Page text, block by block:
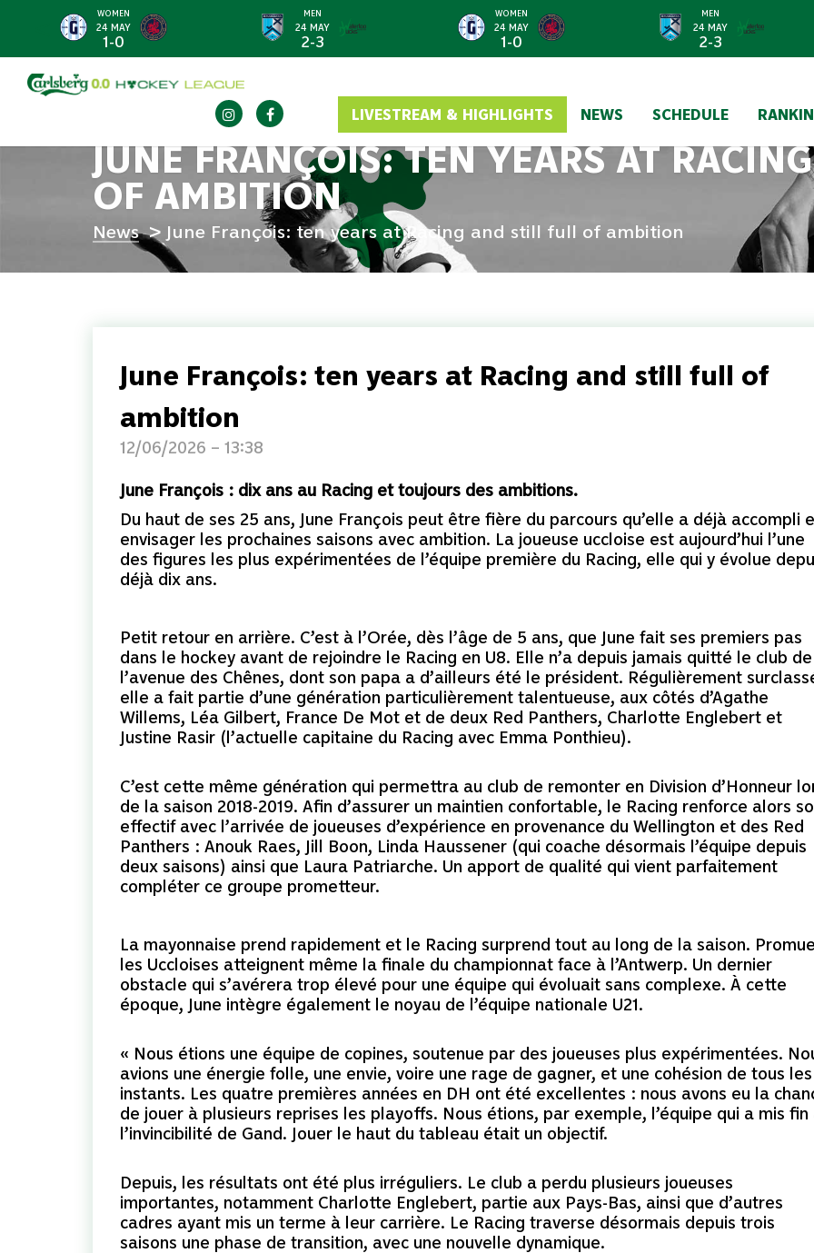
WOMEN
24 MAY
1-0
MEN
24 MAY
2-3
WOMEN
24 MAY
1-0
MEN
24 MAY
2-3
LIVESTREAM & HIGHLIGHTS NEWS SCHEDULE
JUNE FRANÇOIS: TEN YEARS AT
OF AMBITION
News June François: ten years at Racing and still full of ambition
June François: ten years at Racing and still full of
ambition
12/06/2026 – 13:38
June François : dix ans au Racing et toujours des ambitions.
Du haut de ses 25 ans, June François peut être fière du parcours qu’elle a déjà accompli
envisager les prochaines saisons avec ambition. La joueuse uccloise est aujourd’hui l’une
des figures les plus expérimentées de l’équipe première du Racing, elle qui y évolue
déjà dix ans.
Petit retour en arrière. C’est à l’Orée, dès l’âge de 5 ans, que June fait ses premiers pas
dans le hockey avant de rejoindre le Racing en U8. Elle n’a depuis jamais quitté le club de
l’avenue des Chênes, dont son papa a d’ailleurs été le président. Régulièrement
elle a fait partie d’une génération particulièrement talentueuse, aux côtés d’Agathe
Willems, Léa Gilbert, France De Mot et de deux Red Panthers, Charlotte Englebert et
Justine Rasir (l’actuelle capitaine du Racing avec Emma Ponthieu).
C’est cette même génération qui permettra au club de remonter en Division d’Honneur
de la saison 2018-2019. Afin d’assurer un maintien confortable, le Racing renforce alors
effectif avec l’arrivée de joueuses d’expérience en provenance du Wellington et des Red
Panthers : Anouk Raes, Jill Boon, Linda Haussener (qui coache désormais l’équipe depuis
deux saisons) ainsi que Laura Patriarche. Un apport de qualité qui vient parfaitement
compléter ce groupe prometteur.
La mayonnaise prend rapidement et le Racing surprend tout au long de la saison.
les Uccloises atteignent même la finale du championnat face à l’Antwerp. Un dernier
obstacle qui s’avérera trop élevé pour une équipe qui évoluait sans complexe. À cette
époque, June intègre également le noyau de l’équipe nationale U21.
« Nous étions une équipe de copines, soutenue par des joueuses plus expérimentées.
avions une énergie folle, une envie, voire une rage de gagner, et une cohésion de tous les
instants. Les quatre premières années en DH ont été excellentes : nous avons eu la
de jouer à plusieurs reprises les playoffs. Nous étions, par exemple, l’équipe qui a mis fin
l’invincibilité de Gand. Jouer le haut du tableau était un objectif.
Depuis, les résultats ont été plus irréguliers. Le club a perdu plusieurs joueuses
importantes, notamment Charlotte Englebert, partie aux Pays-Bas, ainsi que d’autres
cadres ayant mis un terme à leur carrière. Le Racing traverse désormais depuis trois
saisons une phase de transition, avec une nouvelle dynamique.